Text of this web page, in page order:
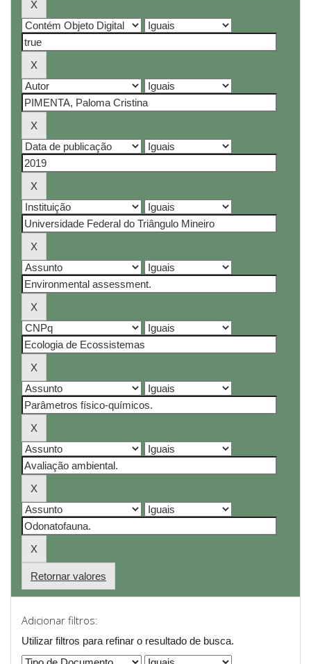
Retornar valores
Adicionar filtros:
Utilizar filtros para refinar o resultado de busca.